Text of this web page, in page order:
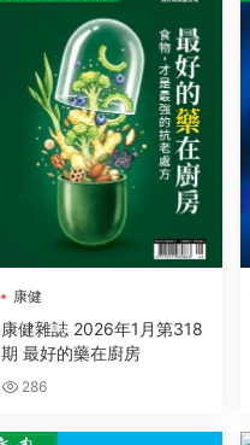
康健
康健雜誌 2026年1月第318
期 最好的藥在廚房
286